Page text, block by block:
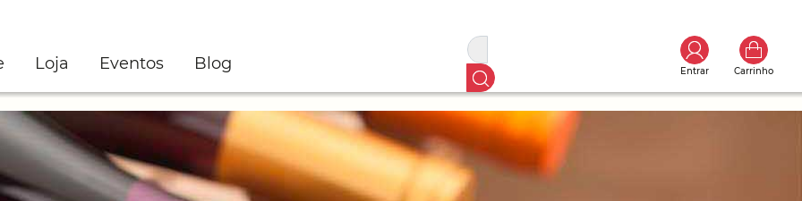
Loja Eventos Blog Entrar Carrinho